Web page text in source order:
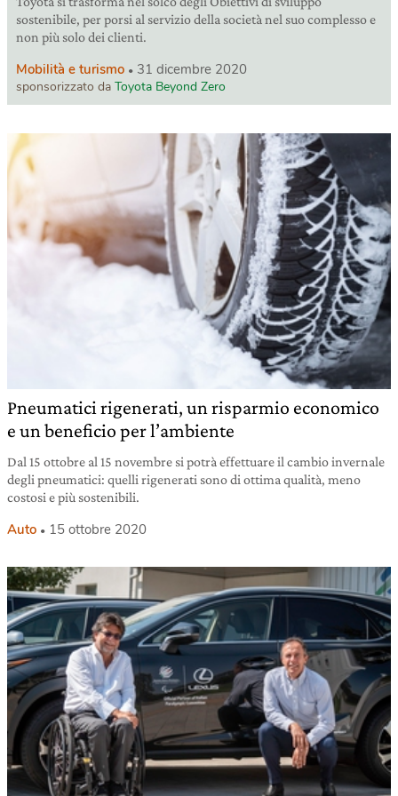
sostenibile, per porsi al servizio della società nel suo complesso e
non più solo dei clienti.
Mobilità e turismo 31 dicembre 2020
sponsorizzato da Toyota Beyond Zero
Pneumatici rigenerati, un risparmio economico
e un beneficio per l’ambiente
Dal 15 ottobre al 15 novembre si potrà effettuare il cambio invernale
degli pneumatici: quelli rigenerati sono di ottima qualità, meno
costosi e più sostenibili.
Auto 15 ottobre 2020